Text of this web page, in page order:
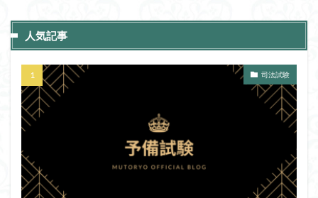
人気記事
司法試験